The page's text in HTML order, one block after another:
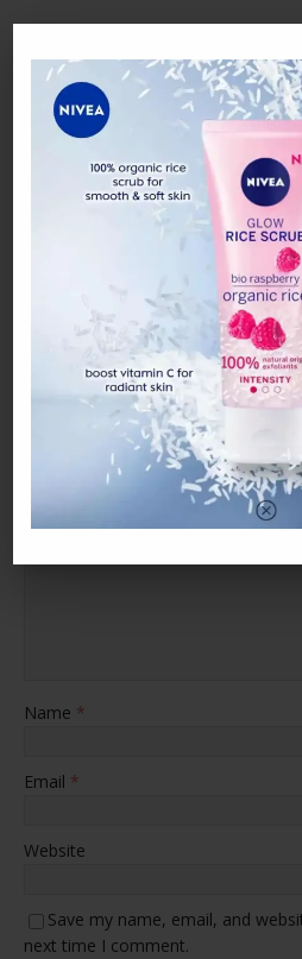
Sumber: FB Yusuf
‘Sy Tak MaIu Mngaku
Dedah Keadaan Dia
GoIongan B40
Kereta ini terbabit kmalangan.
Yang
BE THE FIRST TO COMMENT
Leave a Reply
Your email address will not be
Name *
Email *
Website
Save my name, email, and
next time I comment.